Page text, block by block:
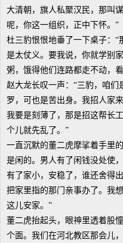
大清朝，旗人私聚汉民，那叫
呢，你这一组织，正中下怀。”
杜三豹恨恨地垂了一下桌子：
是太仗义。要我说，你就学别
粥，饿得他们连路都走不动，
赵大龙长叹一声：“三豹，咱
罗，可也是苦出身。我招人家
我要是刻薄了，那是招这帮长
个儿就先乱了。”
一直沉默的董二虎摩挲着手里
是闲的。男人有了闲钱没处使
有了家小，安稳了，谁还舍得
把家里指的那门亲事办了。我
这儿安家。”
董二虎抬起头，眼神里透着股
个面。我们在河北教区那会儿